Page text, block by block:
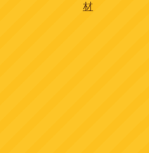
材